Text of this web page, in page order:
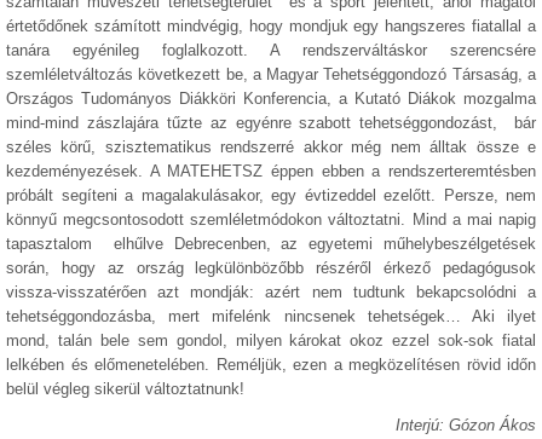
értetődőnek számított mindvégig, hogy mondjuk egy hangszeres fiatallal a
tanára egyénileg foglalkozott. A rendszerváltáskor szerencsére
szemléletváltozás következett be, a Magyar Tehetséggondozó Társaság, a
Országos Tudományos Diákköri Konferencia, a Kutató Diákok mozgalma
mind-mind zászlajára tűzte az egyénre szabott tehetséggondozást, bár
széles körű, szisztematikus rendszerré akkor még nem álltak össze e
kezdeményezések. A MATEHETSZ éppen ebben a rendszerteremtésben
próbált segíteni a magalakulásakor, egy évtizeddel ezelőtt. Persze, nem
könnyű megcsontosodott szemléletmódokon változtatni. Mind a mai napig
tapasztalom elhűlve Debrecenben, az egyetemi műhelybeszélgetések
során, hogy az ország legkülönbözőbb részéről érkező pedagógusok
vissza-visszatérően azt mondják: azért nem tudtunk bekapcsolódni a
tehetséggondozásba, mert mifelénk nincsenek tehetségek… Aki ilyet
mond, talán bele sem gondol, milyen károkat okoz ezzel sok-sok fiatal
lelkében és előmenetelében. Reméljük, ezen a megközelítésen rövid időn
belül végleg sikerül változtatnunk!
Interjú: Gózon Ákos